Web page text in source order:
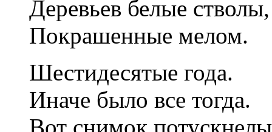
Деревьев белые стволы,
Покрашенные мелом.
Шестидесятые года.
Иначе было все тогда.